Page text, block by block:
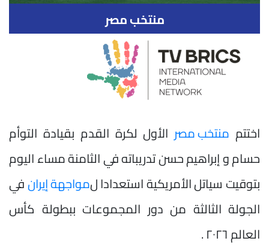
منتخب مصر
اختتم منتخب مصر الأول لكرة القدم بقيادة التوأم
حسام و إبراهيم حسن تدريباته في الثامنة مساء اليوم
بتوقيت سياتل الأمريكية استعدادا لمواجهة إيرانفي
الجولة الثالثة من دور المجموعات ببطولة كأس
العالم ٢٠٢٦ .